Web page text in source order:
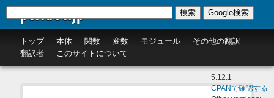
perldoc.jp
トップ 本体 関数 変数 モジュール
その他の翻訳
翻訳者
このサイトについて
検索 Google検索
5.12.1
CPANで確認する